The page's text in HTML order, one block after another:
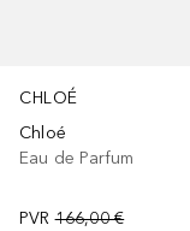
CHLOÉ
Chloé
Eau de Parfum
PVR 166,00 €